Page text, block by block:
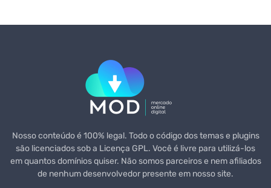
Nosso conteúdo é 100% legal. Todo o código dos temas e plugins
são licenciados sob a Licença GPL. Você é livre para utilizá-los
em quantos domínios quiser. Não somos parceiros e nem afiliados
de nenhum desenvolvedor presente em nosso site.